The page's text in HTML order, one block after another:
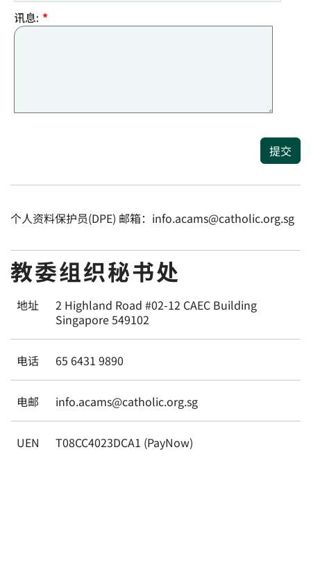
讯息: *
提交
个人资料保护员(DPE) 邮箱：info.acams@catholic.org.sg
教委组织秘书处
地址
2 Highland Road #02-12 CAEC Building
Singapore 549102
电话 65 6431 9890
电邮 info.acams@catholic.org.sg
UEN T08CC4023DCA1 (PayNow)